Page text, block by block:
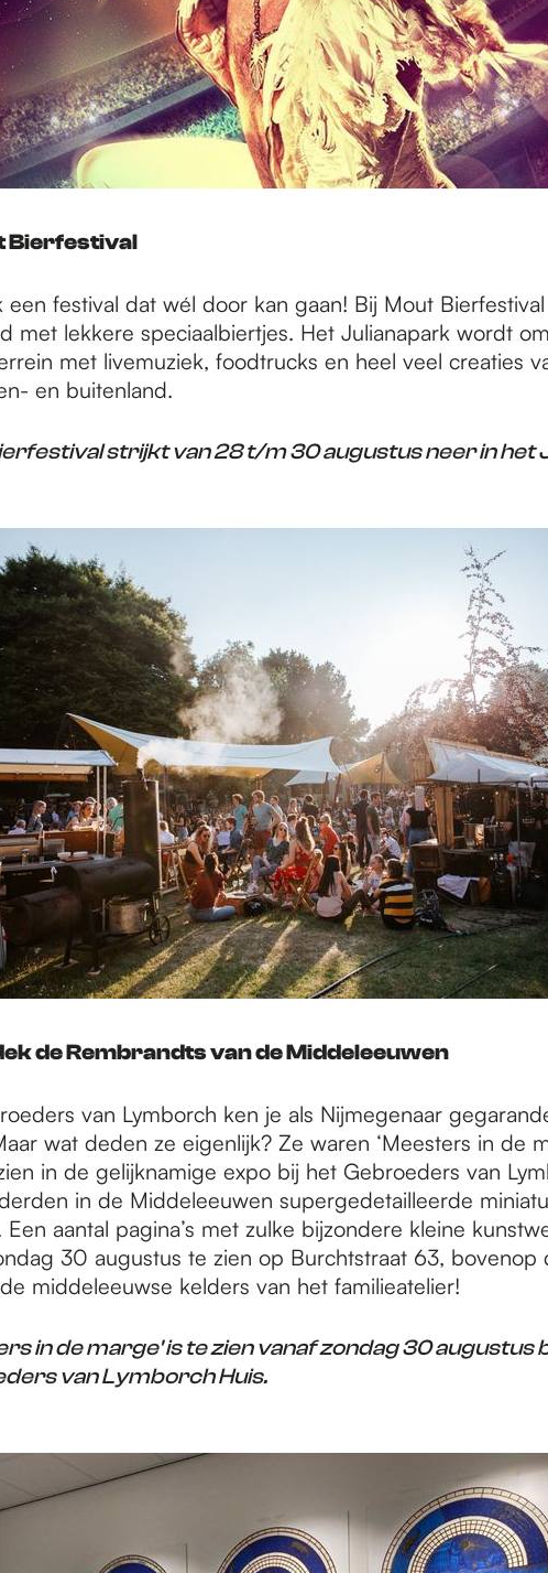
Bierfestival
een festival dat wél door kan gaan! Bij Mout
met lekkere speciaalbiertjes. Het Julianapark wordt
met livemuziek, foodtrucks en heel veel creaties
en buitenland.
strijkt van 28 t/m 30 augustus neer in het
de Rembrandts van de Middeleeuwen
van Lymborch ken je als Nijmegenaar
wat deden ze eigenlijk? Ze waren ‘Meesters in de
in de gelijknamige expo bij het Gebroeders van
in de Middeleeuwen supergedetailleerde
Een aantal pagina’s met zulke bijzondere kleine
30 augustus te zien op Burchtstraat 63, bovenop
middeleeuwse kelders van het familieatelier!
in de marge' is te zien vanaf zondag 30 augustus
van Lymborch Huis.